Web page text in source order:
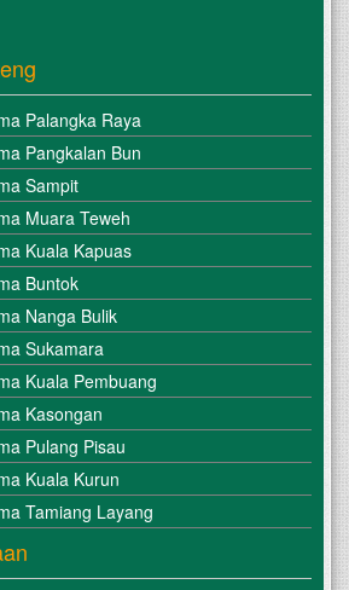
Palangka Raya
Pangkalan Bun
Sampit
Muara Teweh
Kuala Kapuas
Buntok
Nanga Bulik
Sukamara
Kuala Pembuang
Kasongan
Pulang Pisau
Kuala Kurun
Tamiang Layang